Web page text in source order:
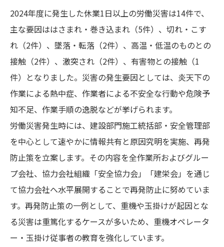
2024年度に発生した休業1日以上の労働災害は14件で、
主な要因ははさまれ・巻き込まれ（5件）、切れ・こす
れ（2件）、墜落・転落（2件）、高温・低温のものとの
接触（2件）、激突され（2件）、有害物との接触（1
件）となりました。災害の発生要因としては、炎天下の
作業による熱中症、作業者による不安全な行動や危険予
知不足、作業手順の逸脱などが挙げられます。
労働災害発生時には、建設部門施工統括部・安全管理部
を中心として速やかに情報共有と原因究明を実施、再発
防止策を立案します。その内容を全作業所およびグルー
プ会社、協力会社組織「安全協力会」「建栄会」を通じ
て協力会社へ水平展開することで再発防止に努めていま
す。再発防止策の一例として、重機や玉掛けが起因とな
る災害は重篤化するケースが多いため、重機オペレータ
ー・玉掛け従事者の教育を強化しています。